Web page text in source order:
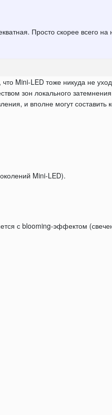
Просто скорее всего
Mini-LED тоже никуда не
зон локального
и вполне могут
Mini-LED).
с blooming-эффектом